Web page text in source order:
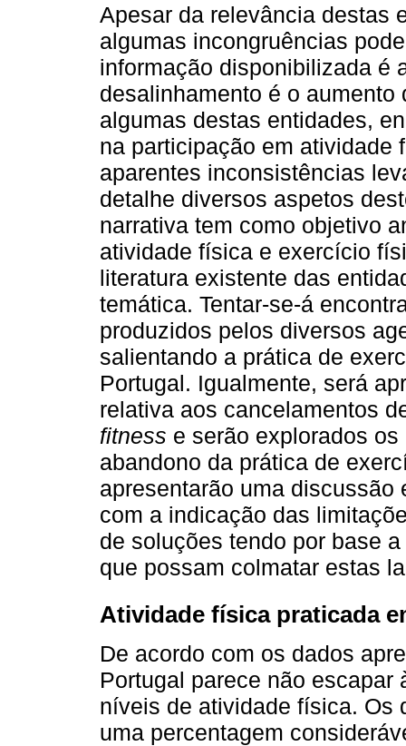
Apesar da relevância destas
algumas incongruências
informação disponibilizada é
desalinhamento é o
algumas destas entidades,
na participação em
aparentes inconsistências
detalhe diversos aspetos
narrativa tem como objetivo
atividade física e exercício
literatura existente das
temática. Tentar-se-á
produzidos pelos diversos
salientando a prática de
Portugal. Igualmente, será
relativa aos cancelamentos
fitness e serão explorados
abandono da prática de
apresentarão uma
com a indicação das
de soluções tendo por base
que possam colmatar estas
Atividade física praticada
De acordo com os dados
Portugal parece não
níveis de atividade física. Os
uma percentagem